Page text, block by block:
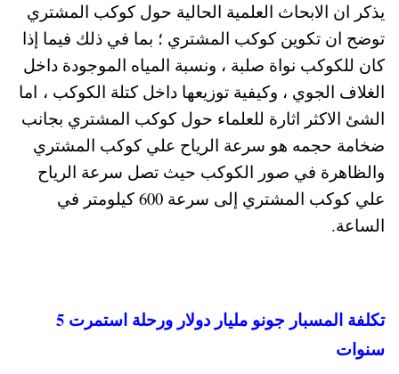
يذكر ان الابحاث العلمية الحالية حول كوكب المشتري
توضح ان تكوين كوكب المشتري ؛ بما في ذلك فيما إذا
كان للكوكب نواة صلبة ، ونسبة المياه الموجودة داخل
الغلاف الجوي ، وكيفية توزيعها داخل كتلة الكوكب ، اما
الشئ الاكثر اثارة للعلماء حول كوكب المشتري بجانب
ضخامة حجمه هو سرعة الرياح علي كوكب المشتري
والظاهرة في صور الكوكب حيث تصل سرعة الرياح
علي كوكب المشتري إلى سرعة 600 كيلومتر في
الساعة.
تكلفة المسبار جونو مليار دولار ورحلة استمرت 5
سنوات